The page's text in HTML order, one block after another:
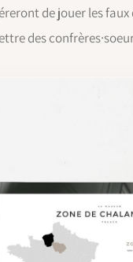
de jouer les
des